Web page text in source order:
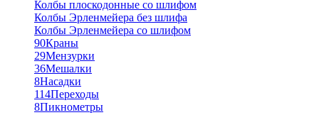
Колбы плоскодонные со шлифом
Колбы Эрленмейера без шлифа
Колбы Эрленмейера со шлифом
90Краны
29Мензурки
36Мешалки
8Насадки
114Переходы
8Пикнометры